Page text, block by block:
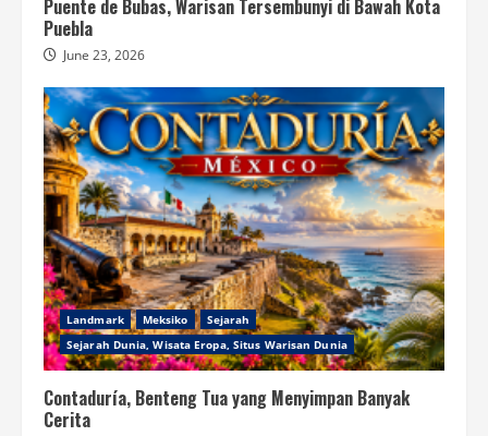
Puente de Bubas, Warisan Tersembunyi di Bawah Kota
Puebla
June 23, 2026
Landmark Meksiko
Sejarah
Sejarah Dunia, Wisata Eropa, Situs Warisan Dunia
Contaduría, Benteng Tua yang Menyimpan Banyak
Cerita